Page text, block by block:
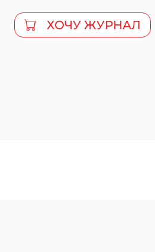
ХОЧУ ЖУРНАЛ